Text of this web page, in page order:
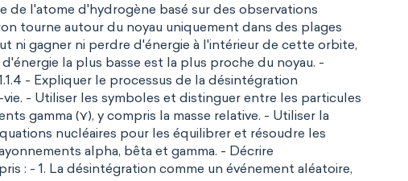
de l'atome d'hydrogène basé sur des observations
tourne autour du noyau uniquement dans des plages
ni gagner ni perdre d'énergie à l'intérieur de cette orbite,
la plus basse est la plus proche du noyau. -
- Expliquer le processus de la désintégration
- Utiliser les symboles et distinguer entre les particules
gamma (⋎), y compris la masse relative. - Utiliser la
nucléaires pour les équilibrer et résoudre les
alpha, bêta et gamma. - Décrire
: - 1. La désintégration comme un événement aléatoire,